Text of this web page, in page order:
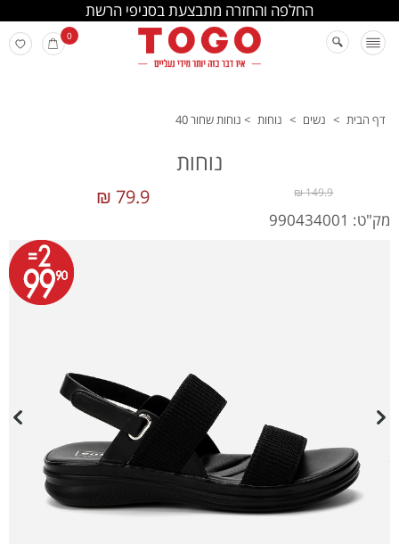
החלפה והחזרה מתבצעת בסניפי הרשת
0
דף הבית > נשים > נוחות > נוחות שחור 40
נוחות
79.9 ₪ 149.9 ₪
מק"ט: 990434001